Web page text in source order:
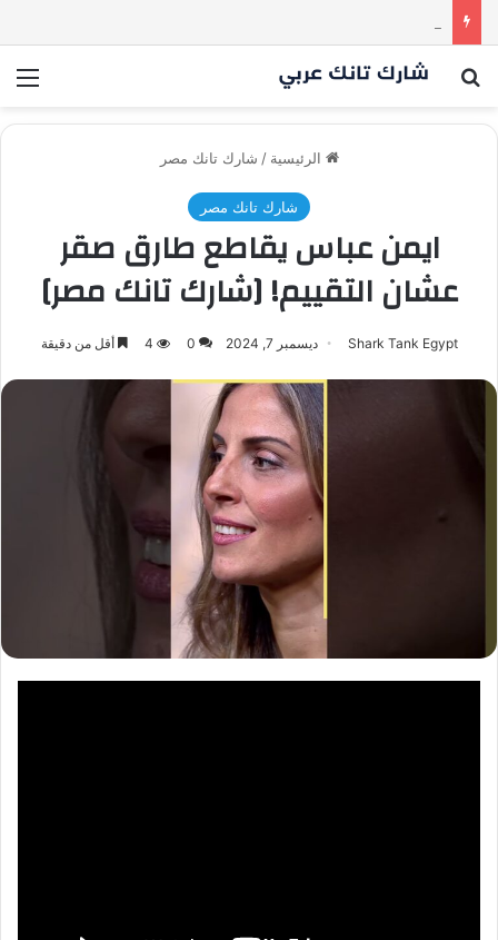
بحث عن
الرئيسية / شارك تانك مصر
شارك تانك مصر
ايمن عباس يقاطع طارق صقر
عشان التقييم! [شارك تانك مصر]
Shark Tank Egypt ديسمبر 7, 2024 0
4 أقل من دقيقة